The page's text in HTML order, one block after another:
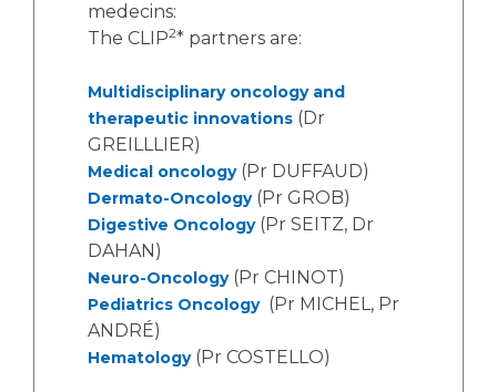
Salon des familles
Transports sanitaires
Handicap
Handi 13
Pôle Médecine Physique et Réadaptation
Accueil sourds et malentendants
Charte Romain Jacob
Mouvement Parcours Handicap 13
Les structures de recherche
Écoles et Instituts de Formation
Plateforme des internes
Professionnels de santé
Adresser un patient
Réseaux de soins
medecins:
The CLIP2* partners are:
Multidisciplinary oncology and
therapeutic innovations (Dr
GREILLLIER)
Medical oncology(Pr DUFFAUD)
Dermato-Oncology(Pr GROB)
Digestive Oncology(Pr SEITZ, Dr
DAHAN)
Neuro-Oncology(Pr CHINOT)
Pediatrics Oncology(Pr MICHEL, Pr
ANDRÉ)
Hematology(Pr COSTELLO)